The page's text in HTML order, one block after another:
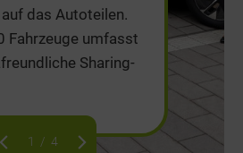
1 / 4
das Autoteilen.
Fahrzeuge umfasst
Sharing-